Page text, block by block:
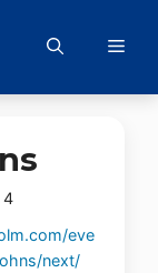
4
eve
next/